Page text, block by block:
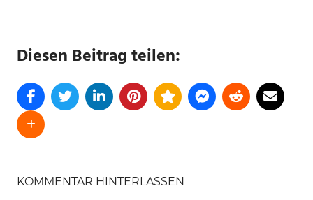
Diesen Beitrag teilen:
AMAZON
KOMMENTAR HINTERLASSEN